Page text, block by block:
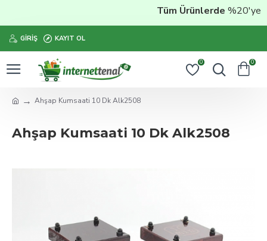
Tüm Ürünlerde%20'ye
GIRIŞ KAYIT OL
0 0
Ahşap Kumsaati 10 Dk Alk2508
Ahşap Kumsaati 10 Dk Alk2508